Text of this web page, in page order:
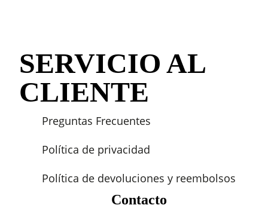
SERVICIO AL
CLIENTE
Preguntas Frecuentes
Política de privacidad
Política de devoluciones y reembolsos
Contacto